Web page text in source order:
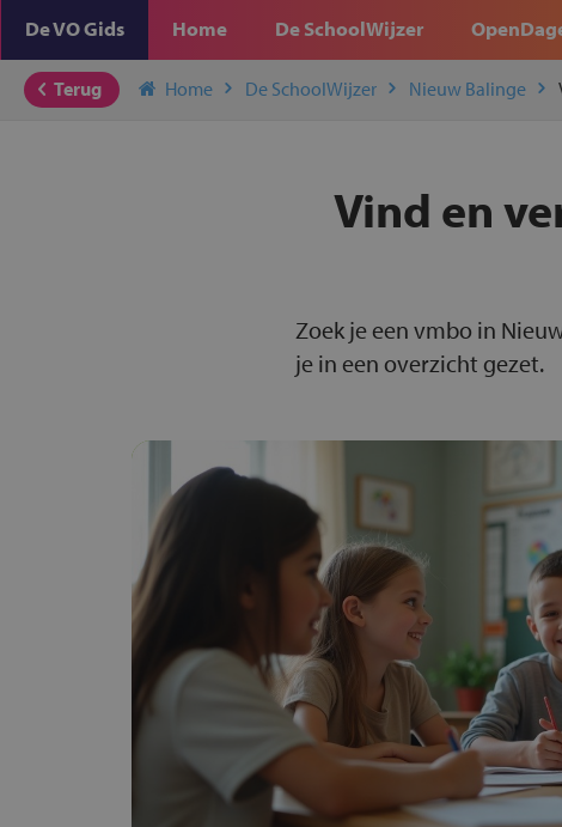
De VO Gids Home De SchoolWijzer
Terug Home De SchoolWijzer Nieuw Balinge
Vind en
Zoek je een vmbo in
je in een overzicht gezet.